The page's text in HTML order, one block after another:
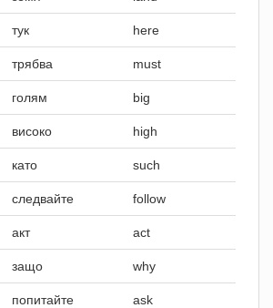
тук here
трябва must
голям big
високо high
като such
следвайте follow
акт act
защо why
попитайте ask